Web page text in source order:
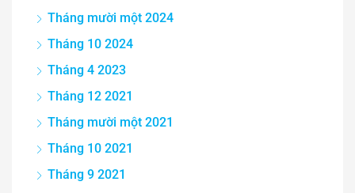
Tháng mười một 2024
Tháng 10 2024
Tháng 4 2023
Tháng 12 2021
Tháng mười một 2021
Tháng 10 2021
Tháng 9 2021